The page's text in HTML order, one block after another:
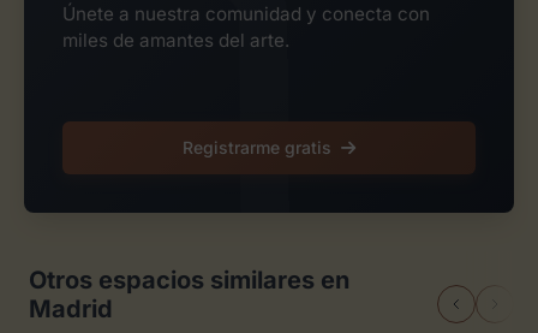
Únete a nuestra comunidad y conecta con
miles de amantes del arte.
Registrarme gratis
Otros espacios similares en
Madrid